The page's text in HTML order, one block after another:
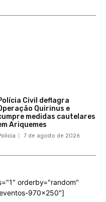
Civil deflagra
Quirinus e
medidas cautelares
Ariquemes
7 de agosto de 2026
orderby="random"
970x250"]